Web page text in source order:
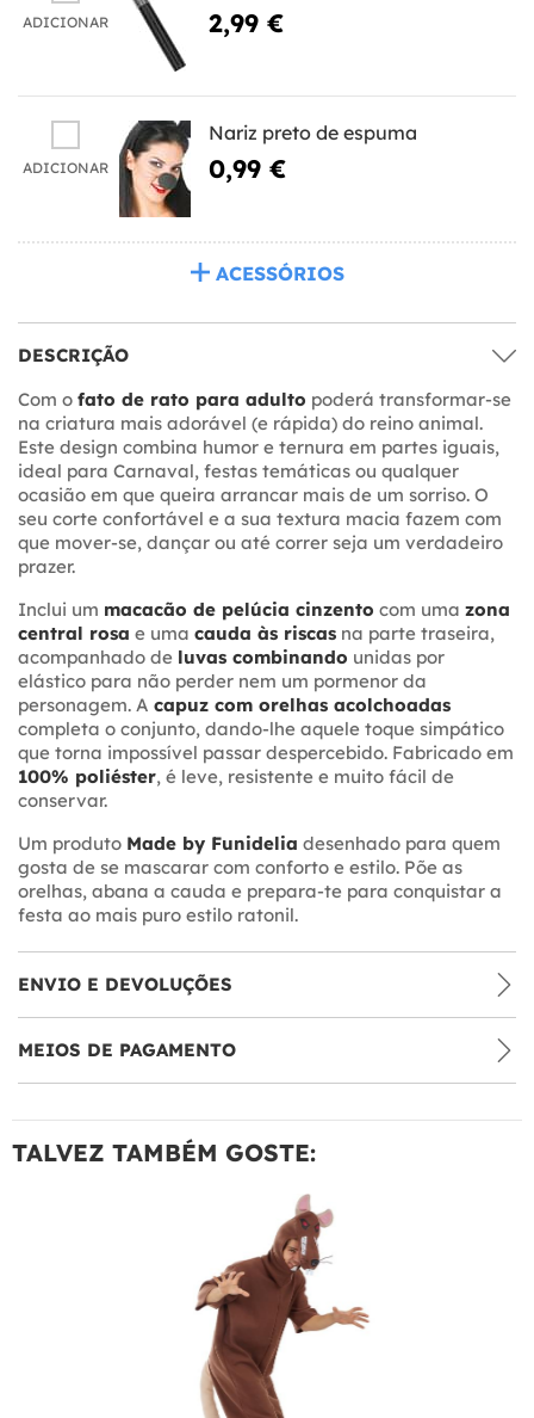
ADICIONAR 2,99 €
ADICIONAR
Nariz preto de espuma
0,99 €
ACESSÓRIOS
DESCRIÇÃO
Com o fato de rato para adulto poderá transformar-se
na criatura mais adorável (e rápida) do reino animal.
Este design combina humor e ternura em partes iguais,
ideal para Carnaval, festas temáticas ou qualquer
ocasião em que queira arrancar mais de um sorriso. O
seu corte confortável e a sua textura macia fazem com
que mover-se, dançar ou até correr seja um verdadeiro
prazer.
Inclui um macacão de pelúcia cinzento com uma zona
central rosa e uma cauda às riscas na parte traseira,
acompanhado de luvas combinando unidas por
elástico para não perder nem um pormenor da
personagem. A capuz com orelhas acolchoadas
completa o conjunto, dando-lhe aquele toque simpático
que torna impossível passar despercebido. Fabricado em
100% poliéster, é leve, resistente e muito fácil de
conservar.
Um produto Made by Funidelia desenhado para quem
gosta de se mascarar com conforto e estilo. Põe as
orelhas, abana a cauda e prepara-te para conquistar a
festa ao mais puro estilo ratonil.
ENVIO E DEVOLUÇÕES
MEIOS DE PAGAMENTO
TALVEZ TAMBÉM GOSTE: